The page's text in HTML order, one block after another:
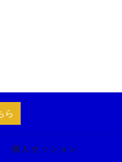
ら
個人セッション